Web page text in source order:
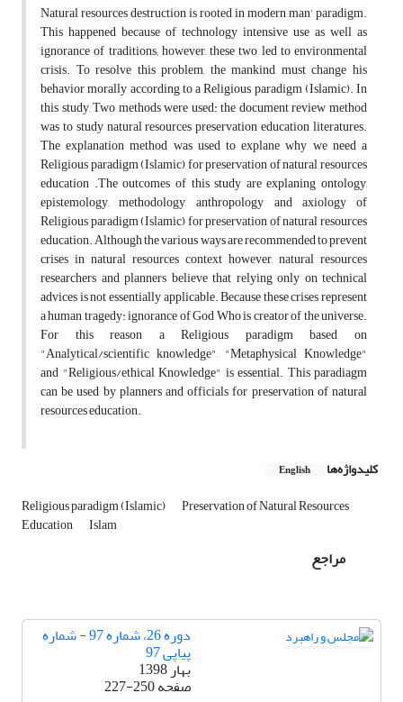
Natural resources destruction is rooted in modern man’ paradigm.
This happened because of technology intensive use as well as
ignorance of traditions; however, these two led to environmental
crisis. To resolve this problem, the mankind must change his
behavior morally according to a Religious paradigm (Islamic). In
this study, Two methods were used: the document review method
was to study natural resources preservation education literatures.
The explanation method was used to explane why we need a
Religious paradigm (Islamic) for preservation of natural resources
education .The outcomes of this study are explaning ontology,
epistemology, methodology, anthropology and axiology of
Religious paradigm (Islamic) for preservation of natural resources
education. Although the various ways are recommended to prevent
crises in natural resources context however, natural resources
researchers and planners believe that relying only on technical
advices is not essentially applicable. Because these crises represent
a human tragedy: ignorance of God Who is creator of the universe.
For this reason a Religious paradigm based on
"Analytical/scientific knowledge", "Metaphysical Knowledge"
and "Religious/ethical Knowledge" is essential. This paradiagm
can be used by planners and officials for preservation of natural
resources education.
کلیدواژه‌ها English
Religious paradigm (Islamic) Preservation of Natural Resources
Education Islam
مراجع
دوره 26، شماره 97 - شماره
پیاپی 97
بهار 1398
صفحه227-250